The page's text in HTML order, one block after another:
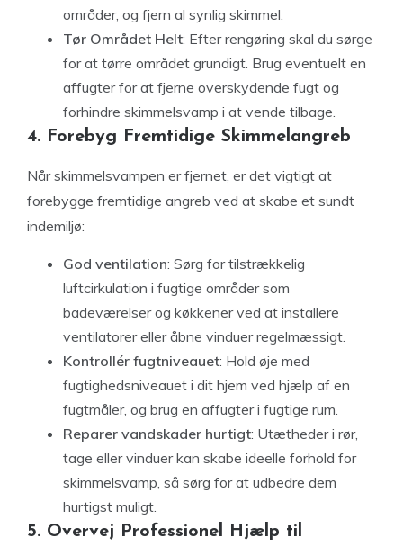
områder, og fjern al synlig skimmel.
Tør Området Helt: Efter rengøring skal du sørge
for at tørre området grundigt. Brug eventuelt en
affugter for at fjerne overskydende fugt og
forhindre skimmelsvamp i at vende tilbage.
4. Forebyg Fremtidige Skimmelangreb
Når skimmelsvampen er fjernet, er det vigtigt at
forebygge fremtidige angreb ved at skabe et sundt
indemiljø:
God ventilation: Sørg for tilstrækkelig
luftcirkulation i fugtige områder som
badeværelser og køkkener ved at installere
ventilatorer eller åbne vinduer regelmæssigt.
Kontrollér fugtniveauet: Hold øje med
fugtighedsniveauet i dit hjem ved hjælp af en
fugtmåler, og brug en affugter i fugtige rum.
Reparer vandskader hurtigt: Utætheder i rør,
tage eller vinduer kan skabe ideelle forhold for
skimmelsvamp, så sørg for at udbedre dem
hurtigst muligt.
5. Overvej Professionel Hjælp til